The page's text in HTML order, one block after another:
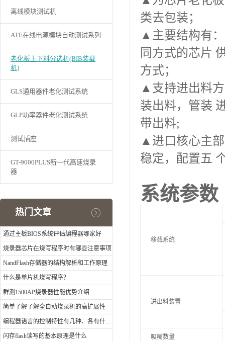
离线模块测试机
ATE在线电源模块自动测试系列
老化板上下料分选机(BIB装载
机)
GLS通用器件老化测试系统
GLP功率器件老化测试系统
测试插座
GT-9000PLUS新一代高速烧录
器
热门文章
通过主板BIOS系统评估编程器哪家好
烧录器芯片在烧写程序时有哪些注意事项
NandFlash存储器的结构解析和工作原理
什么是单片机烧写程序？
群测1500AP烧录器性能优势介绍
简单了解了解全自动烧录机的高扩展性
编程器语言的控制特性有几种、各有什么特点
闪存flash读写的基本原理是什么
类去包装；
▲主要结构有
同方式的芯片
方式；
▲支持进出料
装出料，管装
带出料;
▲进口核心主
稳定，配置五
系统参数
移载系统
进出料装置
吸嘴数量